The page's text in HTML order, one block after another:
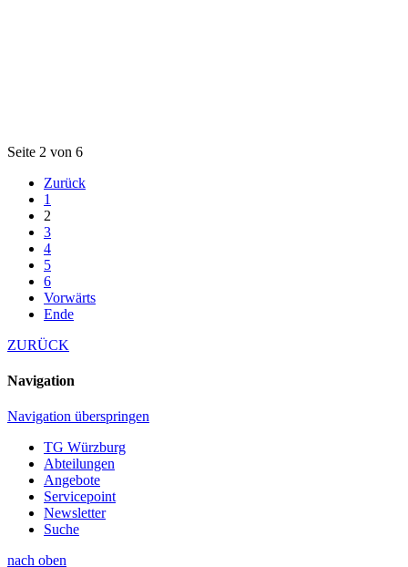
Seite 2 von 6
Zurück
1
2
3
4
5
6
Vorwärts
Ende
ZURÜCK
Navigation
Navigation überspringen
TG Würzburg
Abteilungen
Angebote
Servicepoint
Newsletter
Suche
nach oben